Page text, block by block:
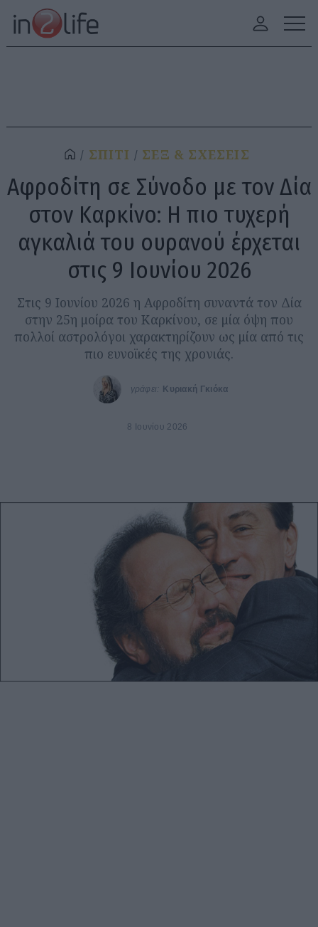
ΣΠΙΤΙ ΣΕΞ & ΣΧΕΣΕΙΣ
Αφροδίτη σε Σύνοδο με τον Δία
στον Καρκίνο: Η πιο τυχερή
αγκαλιά του ουρανού έρχεται
στις 9 Ιουνίου 2026
Στις 9 Ιουνίου 2026 η Αφροδίτη συναντά τον Δία
στην 25η μοίρα του Καρκίνου, σε μία όψη που
πολλοί αστρολόγοι χαρακτηρίζουν ως μία από τις
πιο ευνοϊκές της χρονιάς.
γράφει: Κυριακή Γκιόκα
8 Ιουνίου 2026